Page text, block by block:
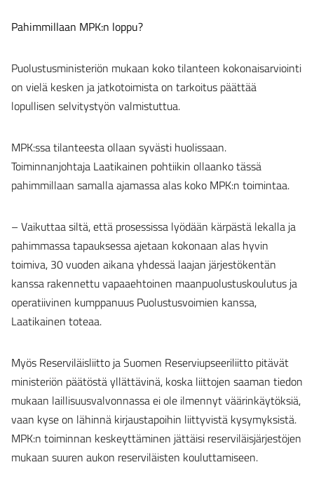
Pahimmillaan MPK:n loppu?
Puolustusministeriön mukaan koko tilanteen kokonaisarviointi
on vielä kesken ja jatkotoimista on tarkoitus päättää
lopullisen selvitystyön valmistuttua.
MPK:ssa tilanteesta ollaan syvästi huolissaan.
Toiminnanjohtaja Laatikainen pohtiikin ollaanko tässä
pahimmillaan samalla ajamassa alas koko MPK:n toimintaa.
– Vaikuttaa siltä, että prosessissa lyödään kärpästä lekalla ja
pahimmassa tapauksessa ajetaan kokonaan alas hyvin
toimiva, 30 vuoden aikana yhdessä laajan järjestökentän
kanssa rakennettu vapaaehtoinen maanpuolustuskoulutus ja
operatiivinen kumppanuus Puolustusvoimien kanssa,
Laatikainen toteaa.
Myös Reserviläisliitto ja Suomen Reserviupseeriliitto pitävät
ministeriön päätöstä yllättävinä, koska liittojen saaman tiedon
mukaan laillisuusvalvonnassa ei ole ilmennyt väärinkäytöksiä,
vaan kyse on lähinnä kirjaustapoihin liittyvistä kysymyksistä.
MPK:n toiminnan keskeyttäminen jättäisi reserviläisjärjestöjen
mukaan suuren aukon reserviläisten kouluttamiseen.